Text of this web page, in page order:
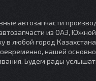
автозапчасти
автозапчасти из ОАЭ,
в любой город
нашей
Будем рады